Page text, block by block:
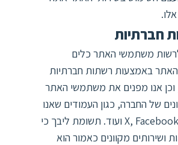
חברתיות
משתמשי האתר כלים
באמצעות רשתות חברתיות
וכן אנו מפנים את משתמשי האתר
של החברה, כגון העמודים שאנו
מפעילים ב-X, Facebook, LinkedIn ועוד. תשומת ליבך כי
ושירותים מקוונים כאמור הוא